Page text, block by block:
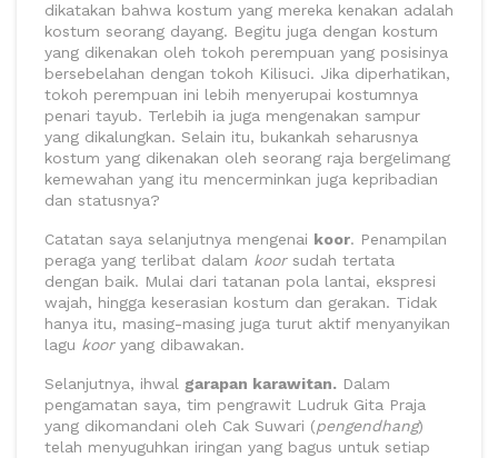
dikatakan bahwa kostum yang mereka kenakan adalah
kostum seorang dayang. Begitu juga dengan kostum
yang dikenakan oleh tokoh perempuan yang posisinya
bersebelahan dengan tokoh Kilisuci. Jika diperhatikan,
tokoh perempuan ini lebih menyerupai kostumnya
penari tayub. Terlebih ia juga mengenakan sampur
yang dikalungkan. Selain itu, bukankah seharusnya
kostum yang dikenakan oleh seorang raja bergelimang
kemewahan yang itu mencerminkan juga kepribadian
dan statusnya?
Catatan saya selanjutnya mengenai koor. Penampilan
peraga yang terlibat dalam koor sudah tertata
dengan baik. Mulai dari tatanan pola lantai, ekspresi
wajah, hingga keserasian kostum dan gerakan. Tidak
hanya itu, masing-masing juga turut aktif menyanyikan
lagu kooryang dibawakan.
Selanjutnya, ihwal garapan karawitan. Dalam
pengamatan saya, tim pengrawit Ludruk Gita Praja
yang dikomandani oleh Cak Suwari (pengendhang)
telah menyuguhkan iringan yang bagus untuk setiap